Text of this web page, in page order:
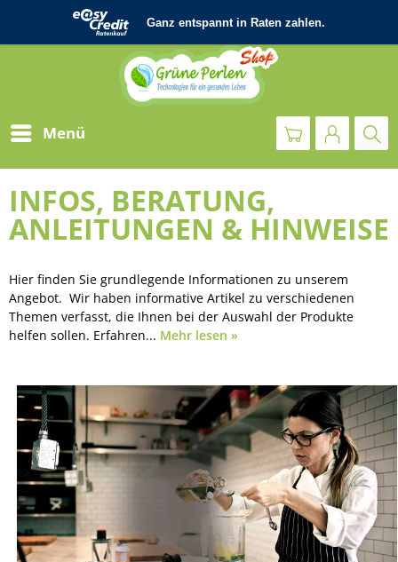
Menü
INFOS, BERATUNG,
ANLEITUNGEN & HINWEISE
Hier finden Sie grundlegende Informationen zu unserem
Angebot. Wir haben informative Artikel zu verschiedenen
Themen verfasst, die Ihnen bei der Auswahl der Produkte
helfen sollen. Erfahren... Mehr lesen »